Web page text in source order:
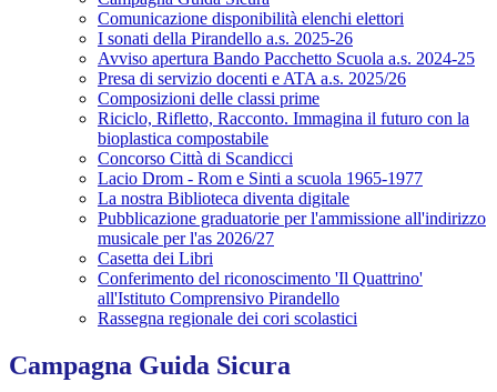
Comunicazione disponibilità elenchi elettori
I sonati della Pirandello a.s. 2025-26
Avviso apertura Bando Pacchetto Scuola a.s. 2024-25
Presa di servizio docenti e ATA a.s. 2025/26
Composizioni delle classi prime
Riciclo, Rifletto, Racconto. Immagina il futuro con la
bioplastica compostabile
Concorso Città di Scandicci
Lacio Drom - Rom e Sinti a scuola 1965-1977
La nostra Biblioteca diventa digitale
Pubblicazione graduatorie per l'ammissione all'indirizzo
musicale per l'as 2026/27
Casetta dei Libri
Conferimento del riconoscimento 'Il Quattrino'
all'Istituto Comprensivo Pirandello
Rassegna regionale dei cori scolastici
Campagna Guida Sicura